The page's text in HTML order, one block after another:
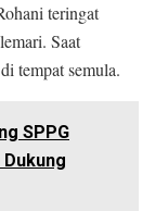
teringat
Saat
tempat semula.
SPPG